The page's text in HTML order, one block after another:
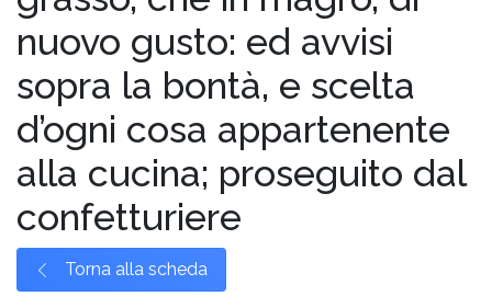
nuovo gusto: ed avvisi
sopra la bontà, e scelta
d’ogni cosa appartenente
alla cucina; proseguito dal
confetturiere
Torna alla scheda